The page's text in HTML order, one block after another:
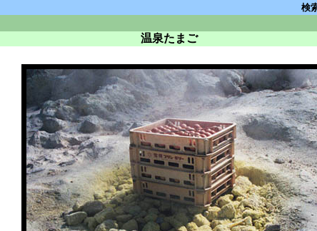
検
温泉たまご